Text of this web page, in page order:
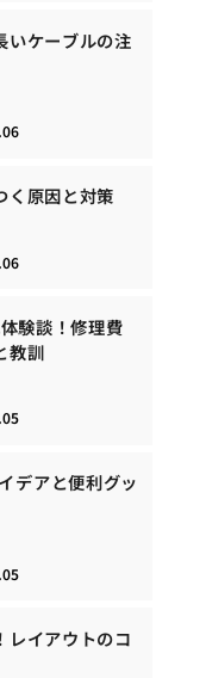
いケーブルの注
く原因と対策
験談！修理費
教訓
デアと便利グッ
レイアウトのコ